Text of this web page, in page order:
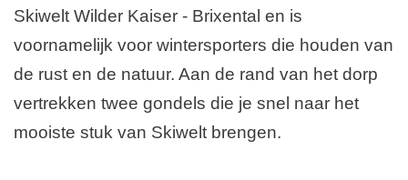
Skiwelt Wilder Kaiser - Brixental en is
voornamelijk voor wintersporters die houden van
de rust en de natuur. Aan de rand van het dorp
vertrekken twee gondels die je snel naar het
mooiste stuk van Skiwelt brengen.